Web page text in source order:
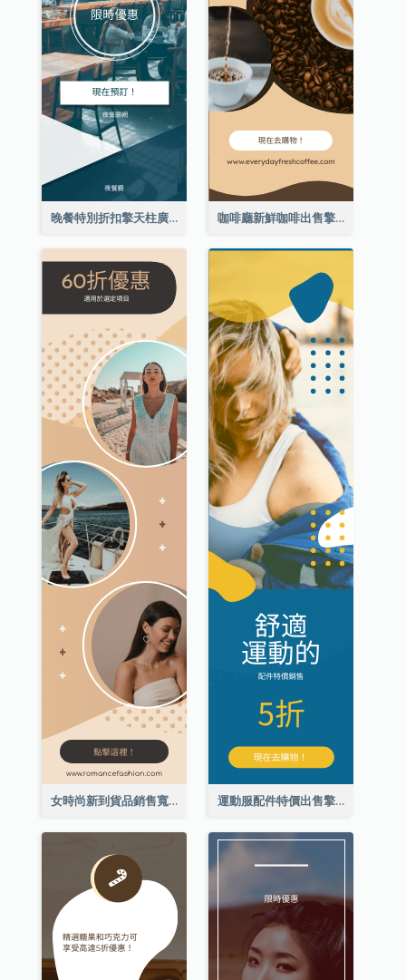
晚餐特別折扣擎天柱廣告 咖啡廳新鮮咖啡出售擎天柱廣告
女時尚新到貨品銷售寬擎天柱廣告 運動服配件特價出售擎天柱廣告